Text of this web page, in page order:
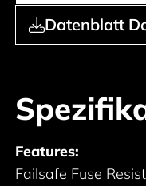
Datenblatt
Features:
Failsafe Fuse